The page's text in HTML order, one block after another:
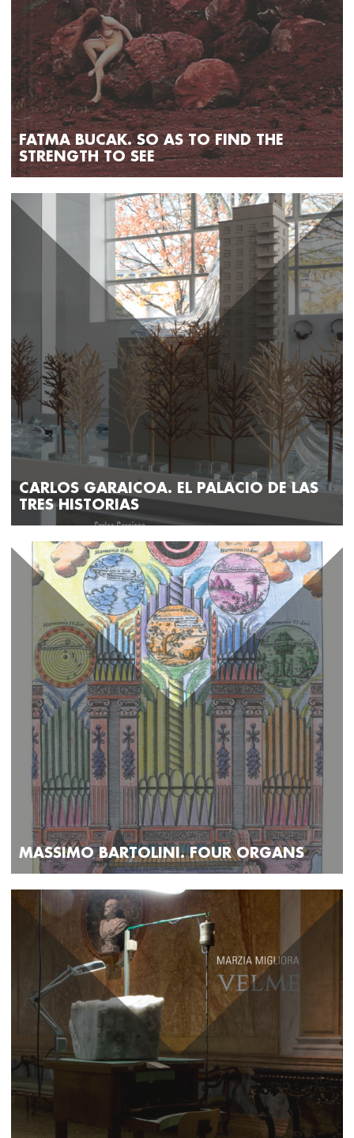
FATMA BUCAK. SO AS TO FIND THE
STRENGTH TO SEE
CARLOS GARAICOA. EL PALACIO DE LAS
TRES HISTORIAS
MASSIMO BARTOLINI. FOUR ORGANS